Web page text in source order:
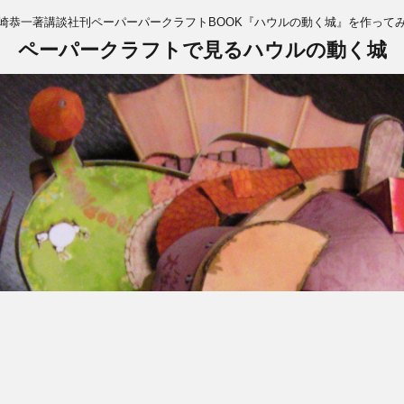
恭一著講談社刊ペーパーパークラフトBOOK『ハウルの動く城』を作って
ペーパークラフトで見るハウルの動く城